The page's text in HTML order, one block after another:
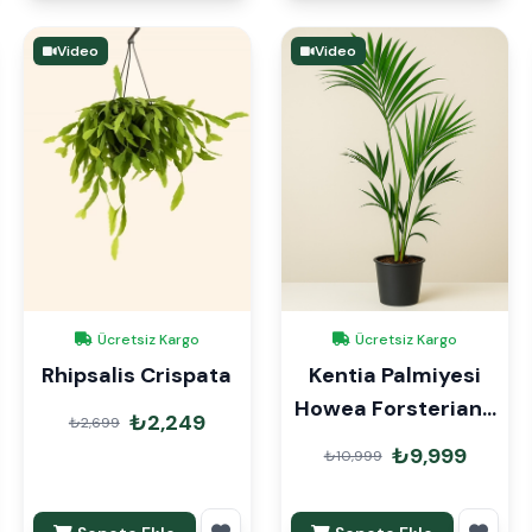
Video
Ücretsiz Kargo
Rhipsalis Crispata
₺2,699 ₺2,249
Video
Ücretsiz Kargo
Kentia Palmiyesi
Howea Forsteriana
170cm
₺10,999 ₺9,999